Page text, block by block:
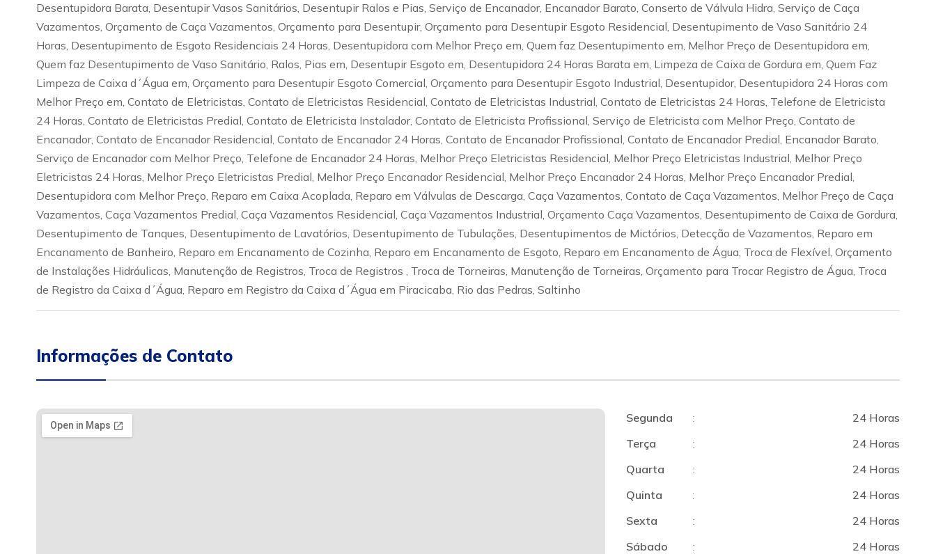
Desentupidora Barata, Desentupir Vasos Sanitários, Desentupir Ralos e Pias, Serviço de Encanador, Encanador Barato, Conserto de Válvula Hidra, Serviço de Caça
Vazamentos, Orçamento de Caça Vazamentos, Orçamento para Desentupir, Orçamento para Desentupir Esgoto Residencial, Desentupimento de Vaso Sanitário 24
Horas, Desentupimento de Esgoto Residenciais 24 Horas, Desentupidora com Melhor Preço em, Quem faz Desentupimento em, Melhor Preço de Desentupidora em,
Quem faz Desentupimento de Vaso Sanitário, Ralos, Pias em, Desentupir Esgoto em, Desentupidora 24 Horas Barata em, Limpeza de Caixa de Gordura em, Quem Faz
Limpeza de Caixa d´Água em, Orçamento para Desentupir Esgoto Comercial, Orçamento para Desentupir Esgoto Industrial, Desentupidor, Desentupidora 24 Horas com
Melhor Preço em, Contato de Eletricistas, Contato de Eletricistas Residencial, Contato de Eletricistas Industrial, Contato de Eletricistas 24 Horas, Telefone de Eletricista
24 Horas, Contato de Eletricistas Predial, Contato de Eletricista Instalador, Contato de Eletricista Profissional, Serviço de Eletricista com Melhor Preço, Contato de
Encanador, Contato de Encanador Residencial, Contato de Encanador 24 Horas, Contato de Encanador Profissional, Contato de Encanador Predial, Encanador Barato,
Serviço de Encanador com Melhor Preço, Telefone de Encanador 24 Horas, Melhor Preço Eletricistas Residencial, Melhor Preço Eletricistas Industrial, Melhor Preço
Eletricistas 24 Horas, Melhor Preço Eletricistas Predial, Melhor Preço Encanador Residencial, Melhor Preço Encanador 24 Horas, Melhor Preço Encanador Predial,
Desentupidora com Melhor Preço, Reparo em Caixa Acoplada, Reparo em Válvulas de Descarga, Caça Vazamentos, Contato de Caça Vazamentos, Melhor Preço de Caça
Vazamentos, Caça Vazamentos Predial, Caça Vazamentos Residencial, Caça Vazamentos Industrial, Orçamento Caça Vazamentos, Desentupimento de Caixa de Gordura,
Desentupimento de Tanques, Desentupimento de Lavatórios, Desentupimento de Tubulações, Desentupimentos de Mictórios, Detecção de Vazamentos, Reparo em
Encanamento de Banheiro, Reparo em Encanamento de Cozinha, Reparo em Encanamento de Esgoto, Reparo em Encanamento de Água, Troca de Flexível, Orçamento
de Instalações Hidráulicas, Manutenção de Registros, Troca de Registros , Troca de Torneiras, Manutenção de Torneiras, Orçamento para Trocar Registro de Água, Troca
de Registro da Caixa d´Água, Reparo em Registro da Caixa d´Água em Piracicaba, Rio das Pedras, Saltinho
Informações de Contato
Segunda :
24 Horas
Terça
:
24 Horas
Quarta
:
24 Horas
Quinta
:
24 Horas
Sexta
:
24 Horas
Sábado
:
24 Horas